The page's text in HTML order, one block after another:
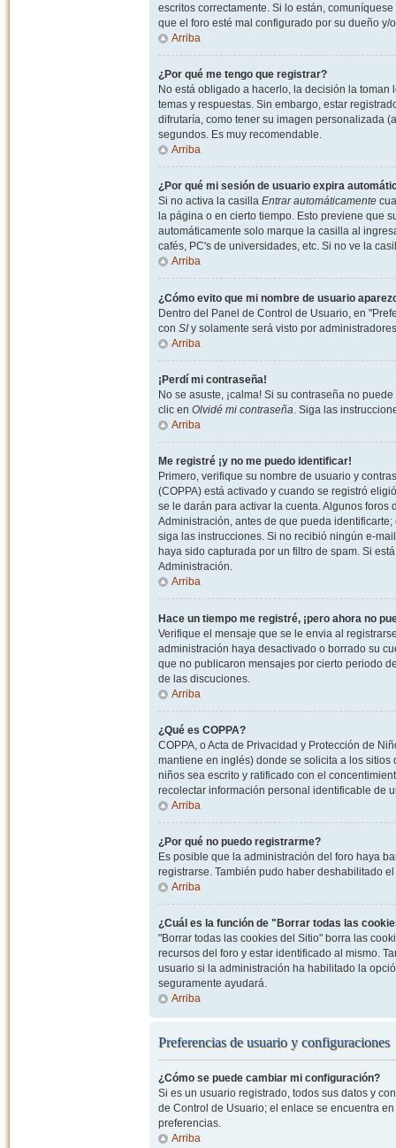
escritos correctamente. Si lo están,
que el foro esté mal configurado por su dueño
Arriba
¿Por qué me tengo que registrar?
No está obligado a hacerlo, la decisión la
temas y respuestas. Sin embargo, estar
difrutaría, como tener su imagen personalizada
segundos. Es muy recomendable.
Arriba
¿Por qué mi sesión de usuario expira
Si no activa la casilla Entrar automáticamente
la página o en cierto tiempo. Esto previene que
automáticamente solo marque la casilla al
cafés, PC's de universidades, etc. Si no ve la
Arriba
¿Cómo evito que mi nombre de usuario
Dentro del Panel de Control de Usuario, en
con SIy solamente será visto por
Arriba
¡Perdí mi contraseña!
No se asuste, ¡calma! Si su contraseña no
clic en Olvidé mi contraseña. Siga las
Arriba
Me registré ¡y no me puedo identificar!
Primero, verifique su nombre de usuario y
(COPPA) está activado y cuando se registró
se le darán para activar la cuenta. Algunos
Administración, antes de que pueda
siga las instrucciones. Si no recibió ningún e-
haya sido capturada por un filtro de spam. Si
Administración.
Arriba
Hace un tiempo me registré, ¡pero ahora no
Verifique el mensaje que se le envia al
administración haya desactivado o borrado su
que no publicaron mensajes por cierto periodo
de las discuciones.
Arriba
¿Qué es COPPA?
COPPA, o Acta de Privacidad y Protección de
mantiene en inglés) donde se solicita a los
niños sea escrito y ratificado con el
recolectar información personal identificable de
Arriba
¿Por qué no puedo registrarme?
Es posible que la administración del foro haya
registrarse. También pudo haber deshabilitado
Arriba
¿Cuál es la función de "Borrar todas las
"Borrar todas las cookies del Sitio" borra las
recursos del foro y estar identificado al mismo.
usuario si la administración ha habilitado la
seguramente ayudará.
Arriba
Preferencias de usuario y configuraciones
¿Cómo se puede cambiar mi configuración?
Si es un usuario registrado, todos sus datos y
de Control de Usuario; el enlace se encuentra
preferencias.
Arriba